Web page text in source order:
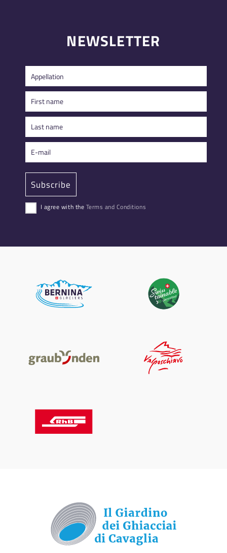
NEWSLETTER
I agree with the Terms and Conditions